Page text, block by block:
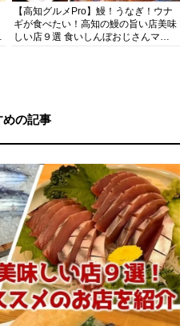
【高知グルメPro】鰻！うなぎ！ウナ
ギが食べたい！高知の鰻の旨い店美味
しい店９選 食いしんぼおじさんマッ
めの記事